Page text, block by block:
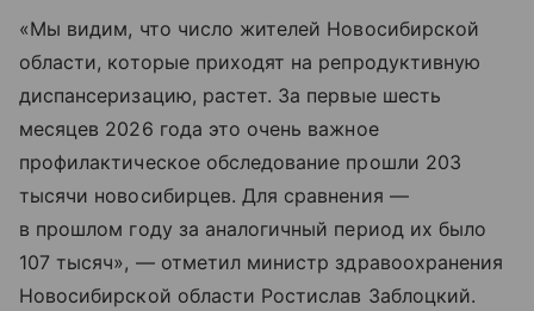
«Мы видим, что число жителей Новосибирской
области, которые приходят на репродуктивную
диспансеризацию, растет. За первые шесть
месяцев 2026 года это очень важное
профилактическое обследование прошли 203
тысячи новосибирцев. Для сравнения —
в прошлом году за аналогичный период их было
107 тысяч», — отметил министр здравоохранения
Новосибирской области Ростислав Заблоцкий.